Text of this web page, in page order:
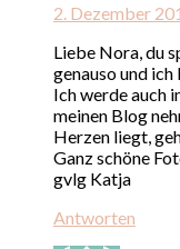
2. Dezember
Liebe Nora, du
genauso und ich
Ich werde auch
meinen Blog
Herzen liegt,
Ganz schöne
gvlg Katja
Antworten